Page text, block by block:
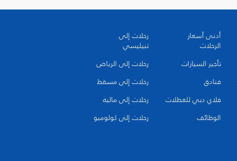
أدنى أسعار
الرحلات
تأجير السيارات
فنادق
فلاي دبي للعطلات
الوظائف
رحلات إلى
تبيليسي
رحلات إلى الرياض
رحلات إلى مسقط
رحلات إلى ماليه
رحلات إلى كولومبو